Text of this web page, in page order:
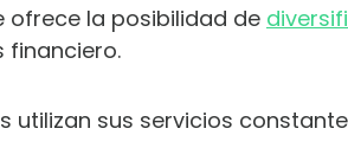
ofrece la posibilidad de
financiero.
utilizan sus servicios